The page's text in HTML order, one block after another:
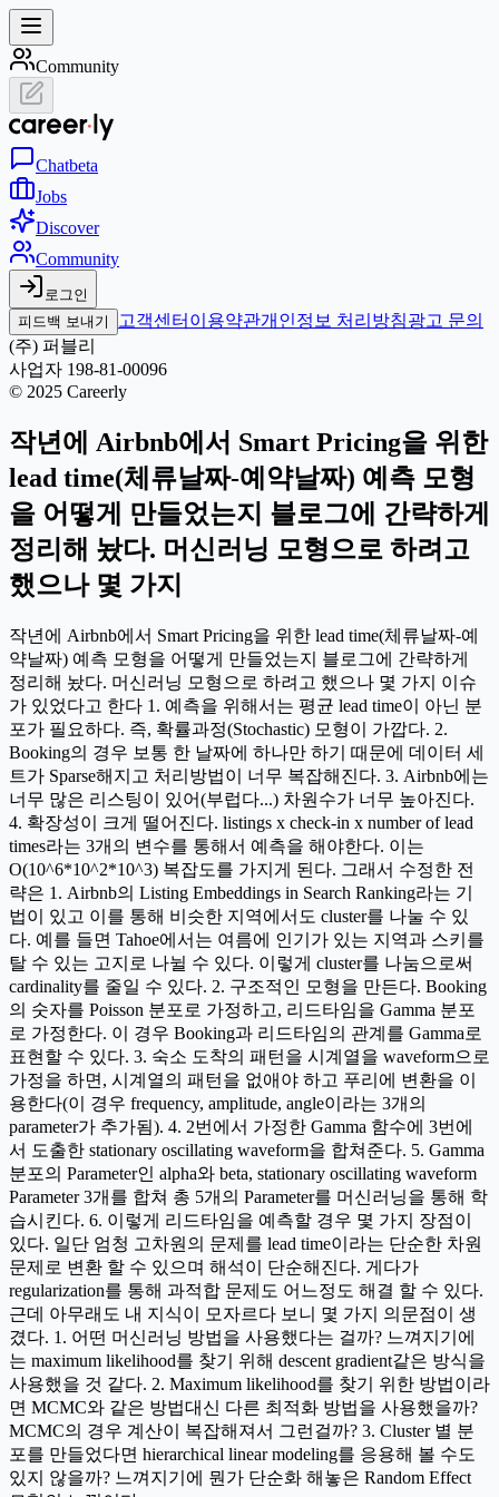
Community
Chatbeta
Jobs
Discover
Community
로그인
피드백 보내기
고객센터 이용약관개인정보 처리방침광고 문의
(주) 퍼블리
사업자 198-81-00096
© 2025 Careerly
작년에 Airbnb에서 Smart Pricing을 위한
lead time(체류날짜-예약날짜) 예측 모형
을 어떻게 만들었는지 블로그에 간략하게
정리해 놨다. 머신러닝 모형으로 하려고
했으나 몇 가지
작년에 Airbnb에서 Smart Pricing을 위한 lead time(체류날짜-예
약날짜) 예측 모형을 어떻게 만들었는지 블로그에 간략하게
정리해 놨다. 머신러닝 모형으로 하려고 했으나 몇 가지 이슈
가 있었다고 한다 1. 예측을 위해서는 평균 lead time이 아닌 분
포가 필요하다. 즉, 확률과정(Stochastic) 모형이 가깝다. 2.
Booking의 경우 보통 한 날짜에 하나만 하기 때문에 데이터 세
트가 Sparse해지고 처리방법이 너무 복잡해진다. 3. Airbnb에는
너무 많은 리스팅이 있어(부럽다...) 차원수가 너무 높아진다.
4. 확장성이 크게 떨어진다. listings x check-in x number of lead
times라는 3개의 변수를 통해서 예측을 해야한다. 이는
O(10^6*10^2*10^3) 복잡도를 가지게 된다. 그래서 수정한 전
략은 1. Airbnb의 Listing Embeddings in Search Ranking라는 기
법이 있고 이를 통해 비슷한 지역에서도 cluster를 나눌 수 있
다. 예를 들면 Tahoe에서는 여름에 인기가 있는 지역과 스키를
탈 수 있는 고지로 나뉠 수 있다. 이렇게 cluster를 나눔으로써
cardinality를 줄일 수 있다. 2. 구조적인 모형을 만든다. Booking
의 숫자를 Poisson 분포로 가정하고, 리드타임을 Gamma 분포
로 가정한다. 이 경우 Booking과 리드타임의 관계를 Gamma로
표현할 수 있다. 3. 숙소 도착의 패턴을 시계열을 waveform으로
가정을 하면, 시계열의 패턴을 없애야 하고 푸리에 변환을 이
용한다(이 경우 frequency, amplitude, angle이라는 3개의
parameter가 추가됨). 4. 2번에서 가정한 Gamma 함수에 3번에
서 도출한 stationary oscillating waveform을 합쳐준다. 5. Gamma
분포의 Parameter인 alpha와 beta, stationary oscillating waveform
Parameter 3개를 합쳐 총 5개의 Parameter를 머신러닝을 통해 학
습시킨다. 6. 이렇게 리드타임을 예측할 경우 몇 가지 장점이
있다. 일단 엄청 고차원의 문제를 lead time이라는 단순한 차원
문제로 변환 할 수 있으며 해석이 단순해진다. 게다가
regularization를 통해 과적합 문제도 어느정도 해결 할 수 있다.
근데 아무래도 내 지식이 모자르다 보니 몇 가지 의문점이 생
겼다. 1. 어떤 머신러닝 방법을 사용했다는 걸까? 느껴지기에
는 maximum likelihood를 찾기 위해 descent gradient같은 방식을
사용했을 것 같다. 2. Maximum likelihood를 찾기 위한 방법이라
면 MCMC와 같은 방법대신 다른 최적화 방법을 사용했을까?
MCMC의 경우 계산이 복잡해져서 그런걸까? 3. Cluster 별 분
포를 만들었다면 hierarchical linear modeling를 응용해 볼 수도
있지 않을까? 느껴지기에 뭔가 단순화 해놓은 Random Effect